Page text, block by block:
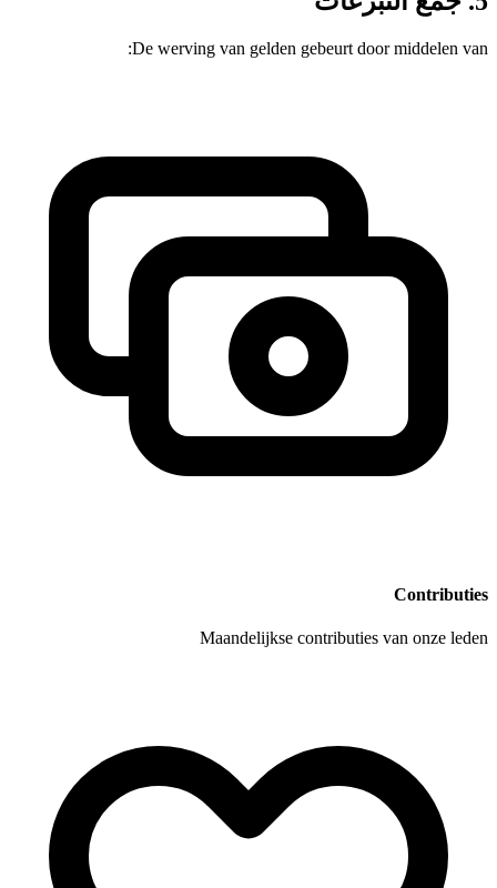
De werving van gelden
Maandelijkse